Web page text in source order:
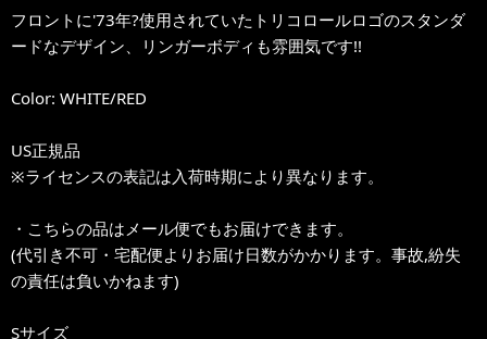
フロントに'73年?使用されていたトリコロールロゴのスタンダ
ードなデザイン、リンガーボディも雰囲気です!!
Color: WHITE/RED
US正規品
※ライセンスの表記は入荷時期により異なります。
・こちらの品はメール便でもお届けできます。
(代引き不可・宅配便よりお届け日数がかかります。事故,紛失
の責任は負いかねます)
Sサイズ